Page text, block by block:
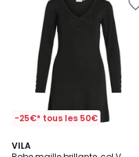
-25€* tous les 50€
VILA